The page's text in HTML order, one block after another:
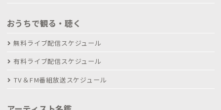
おうちで観る・聴く
無料ライブ配信スケジュール
有料ライブ配信スケジュール
TV＆FM番組放送スケジュール